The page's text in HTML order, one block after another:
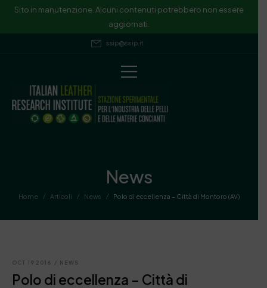
Sito in manutenzione. Alcuni contenuti potrebbero non essere
aggiornati.
ssip@ssip.it
News
Home / Articoli / News / Polo di eccellenza – Città di Montoro (AV)
OCT 19 2016 / NEWS
Polo di eccellenza – Città di